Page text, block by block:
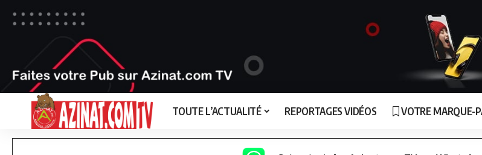
TOUTE L’ACTUALITÉ REPORTAGES VIDÉOS VOTRE MARQUE-